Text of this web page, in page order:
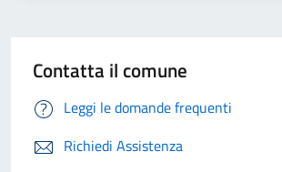
Contatta il comune
Leggi le domande frequenti
Richiedi Assistenza